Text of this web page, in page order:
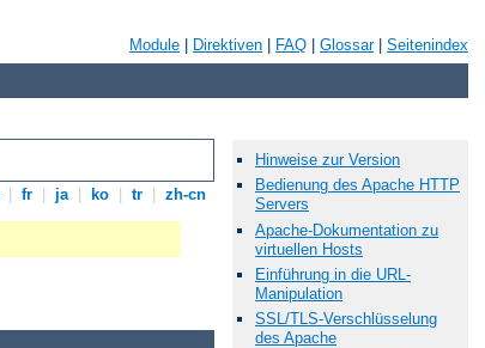
Module Direktiven FAQ Glossar| Seitenindex
fr ja ko tr zh-cn
Hinweise zur Version
Bedienung des Apache HTTP
Servers
Apache-Dokumentation zu
virtuellen Hosts
Einführung in die URL-
Manipulation
SSL/TLS-Verschlüsselung
des Apache